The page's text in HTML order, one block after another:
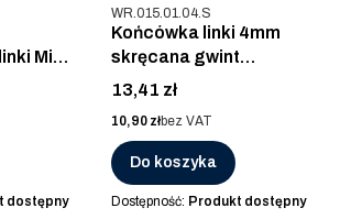
Mini
dostępny
Kod produktu
WR.015.01.04.S
Końcówka linki 4mm
skręcana gwint
wewnętrzny prawy M6,
AISI 304, SZLIF
Cena
13,41 zł
Cena
10,90 złbez VAT
Do koszyka
Dostępność: Produkt dostępny